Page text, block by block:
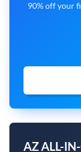
90% off your
AZ ALL-